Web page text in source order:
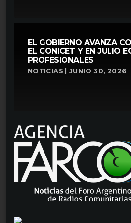
EL GOBIERNO AVANZA
EL CONICET Y EN JULIO
PROFESIONALES
NOTICIAS | JUNIO 30, 2026